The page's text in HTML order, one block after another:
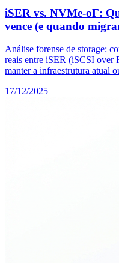
iSER vs. NVMe-oF:
vence (e quando
Análise forense de storage:
reais entre iSER (iSCSI
manter a infraestrutura atual
17/12/2025